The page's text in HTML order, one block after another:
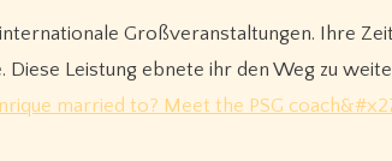
Großveranstaltungen. Ihre
Leistung ebnete ihr den Weg zu
married to? Meet the PSG